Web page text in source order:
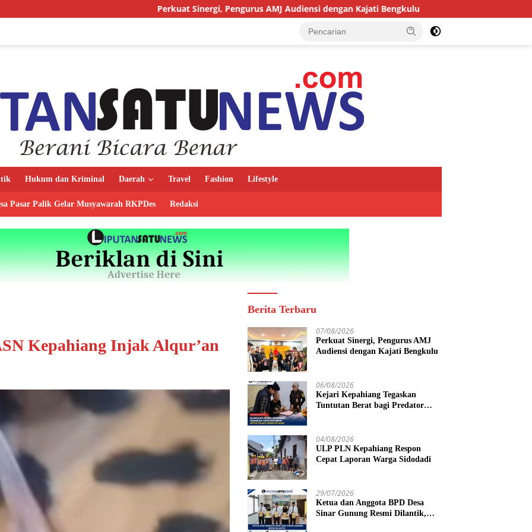
Perkuat Sinergi, Pengurus AMJ Audiensi dengan Kajati Bengkulu Kejari Kepahiang Tegaskan
Hukum dan Kriminal Daerah Travel Fashion Lifestyle
Pasar Palik Gelar Musyawarah RKPDes Redaksi
Kepahiang Injak Alqur’an
Berita Terbaru
07/08/2026
Perkuat Sinergi, Pengurus AMJ
Audiensi dengan Kajati Bengkulu
06/08/2026
Kejari Kepahiang Tegaskan
Tuntutan Berat bagi Predator
Vonis Hakim 18 Tahun Penjara
04/08/2026
ULP PLN Kepahiang Respon
Cepat Laporan Warga Sidodadi
29/07/2026
Ketua dan Anggota BPD Desa
Sinar Gunung Resmi Dilantik,